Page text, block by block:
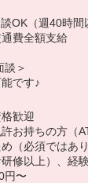
OK（週40時間
費全額支給
談＞
です♪
歓迎
お持ちの方（
（必須ではあり
修以上）、経
円〜